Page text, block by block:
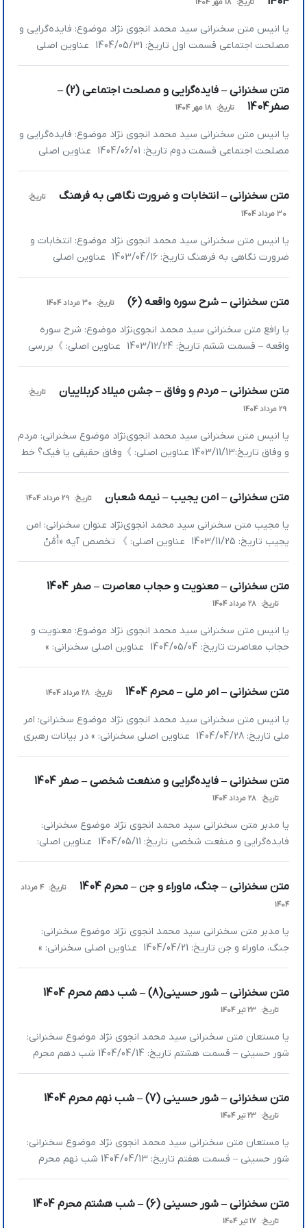
[…]
تاریخ: 18 مهر 1404
یا انیس متن سخنرانی سید محمد انجوی نژاد موضوع: فایده‌گرایی و
مصلحت اجتماعی قسمت اول تاریخ: 1404/05/31 عناوین اصلی
سخنرانی: » ما مجاز نیستیم در جامعه منافع ملی را به‌خاطر مصالح
قومیتی اداره می‌شود » تمام کارهای ممتاز مملکت را کسانی پیش
می‌برند […]
متن سخنرانی – فایده‌گرایی و مصلحت اجتماعی (2) –
صفر1404
تاریخ: 18 مهر 1404
یا انیس متن سخنرانی سید محمد انجوی نژاد موضوع: فایده‌گرایی و
مصلحت اجتماعی قسمت دوم تاریخ: 1404/06/01 عناوین اصلی
سخنرانی: » در حکومت‌های لیبرالی جامعه بر اساس منافع شخصی
هدفی که سیستم‌های حاکم بر جوامع دنبال می‌کنند چیست؟ »
داستان جبر و اختیار […]
متن سخنرانی – انتخابات و ضرورت نگاهی به فرهنگ
تاریخ:
30 مرداد 1404
یا انیس متن سخنرانی سید محمد انجوی نژاد موضوع: انتخابات و
ضرورت نگاهی به فرهنگ تاریخ: 1403/04/16 عناوین اصلی
سخنرانی: » معیشت، عامل عمومی و مشترک برای انتخاب رئیس
می‌پذیرفتند » لزوم مشورت نهادهای تصمیم‌گیر با بدنه فرهنگی »
آقایان […]
متن سخنرانی – شرح سوره واقعه (6) تاریخ: 30 مرداد 1404
یا رافع متن سخنرانی سید محمد انجوی‌نژاد موضوع: شرح سوره
واقعه – قسمت ششم تاریخ: 1403/12/24 عناوین اصلی: 》بررسی
سرنوشت اصحاب‌الشمال 》عذاب جهنم؛ داغ و درفش یا حسرت؟ 》
﴿٤١﴾ فِی سَمُومٍ وَحَمِیمٍ ﴿٤٢﴾ وَظِلٍّ مِنْ یَحْمُومٍ ﴿٤٣﴾ لا بَارِدٍ وَلا کَرِیمٍ
﴿٤٤﴾ إِنَّهُمْ کَانُوا قَبْلَ […]
متن سخنرانی – مردم و وفاق – جشن میلاد کربلاییان
تاریخ:
29 مرداد 1404
یا انیس متن سخنرانی سید محمد انجوی‎نژاد موضوع سخنرانی: مردم
و وفاق تاریخ:1403/11/13 عناوین اصلی: 》وفاق حقیقی یا فیک؟ خط
قرمزهای قرآن در همدلی و وحدت 》راه‎حل‌های رسیدن به وفاقِ
باید به سه جنبه توجه کرد 》وفاق حقیقی یا فیک؟ خط قرمزهای
قرآن […]
متن سخنرانی – امن یجیب – نیمه شعبان تاریخ: 29 مرداد 1404
یا مجیب متن سخنرانی سید محمد انجوی‌نژاد عنوان سخنرانی: امن
یجیب تاریخ: 1403/11/25 عناوین اصلی: 》 تخصص آیه «أَمَّنْ
يُجِيب» برای چیست؟ 》 تعریف اضطرار و انواع آن 》بالاترین ذکر
آیه «أَمَّنْ يُجِيب» برای چیست؟ آیه 62 سوره نمل قرآن کریم را قرائت
می‌کنیم. […]
متن سخنرانی – معنویت و حجاب معاصرت – صفر 1404
تاریخ: 28 مرداد 1404
یا انیس متن سخنرانی سید محمد انجوی نژاد موضوع: معنویت و
حجاب معاصرت تاریخ: 1404/05/04 عناوین اصلی سخنرانی: »
پدیده‌ای جدید به نام گردشگری معنوی » ضمانت اینکه ما معنویت
کمرنگ‌تر شده است؟ » معنویت در حقیقت چگونه معنا می‌شود؟ »
برای […]
متن سخنرانی – امر ملی – محرم 1404 تاریخ: 28 مرداد 1404
یا انیس متن سخنرانی سید محمد انجوی نژاد موضوع سخنرانی: امر
ملی تاریخ: 1404/04/28 عناوین اصلی سخنرانی: » در بیانات رهبری
چه چیز به انسجام ملی لطمه وارد می‌کند؟ » با مفاسد اجتماعی
پیروزی در جنگ به چه مقیاس‌هایی باید توجه […]
متن سخنرانی – فایده‌گرایی و منفعت شخصی – صفر 1404
تاریخ: 28 مرداد 1404
یا مدبر متن سخنرانی سید محمد انجوی نژاد موضوع سخنرانی:
فایده‌گرایی و منفعت شخصی تاریخ: 1404/05/11 عناوین اصلی:
»اپیکور، بردگان یونان و آغاز یک فلسفه »فلسفه فایده‌گرایی و انواع
فایده‌گرایی خودمحور فقط منفعت شخصی مدنظر است »در
فایده‌گرایی قاعده‌محور کاری را انتخاب می‌کنیم که […]
متن سخنرانی – جنگ، ماوراء و جن – محرم 1404 تاریخ:
4 مرداد
1404
یا مدبر متن سخنرانی سید محمد انجوی نژاد موضوع سخنرانی:
جنگ، ماوراء و جن تاریخ: 1404/04/21 عناوین اصلی سخنرانی: »
ابزارهای دشمن در مباحث نظامی، امنیتی و اطلاعاتی چیست؟ »
دینی باشد » آیا جن و ماوراء در مسائل حکمرانی نقش دارند؟ » […]
متن سخنرانی – شور حسینی(8) – شب دهم محرم 1404
تاریخ: 23 تیر 1404
یا مستعان متن سخنرانی سید محمد انجوی نژاد موضوع سخنرانی:
شور حسینی – قسمت هشتم تاریخ: 1404/04/14 شب دهم محرم
عناوین اصلی سخنرانی: » راهکارهای پلتفرم الهی در مقابل پلتفرم
راضی باشد » فاصله‌گرفتن از لذت‌های معنوی باعث می‌شود که
نفس تو […]
متن سخنرانی – شور حسینی (7) – شب نهم محرم 1404
تاریخ: 23 تیر 1404
یا مستعان متن سخنرانی سید محمد انجوی نژاد موضوع سخنرانی:
شور حسینی – قسمت هفتم تاریخ: 1404/04/13 شب نهم محرم
عناوین اصلی سخنرانی: » در جهاد تبیین نقش اصلی به‌عهده
راه مقابله با شیطان چیست؟ » انسان بدون قناعت لذت خودش را
زیاد نمی‌کند […]
متن سخنرانی – شور حسینی (6) – شب هشتم محرم 1404
تاریخ: 17 تیر 1404